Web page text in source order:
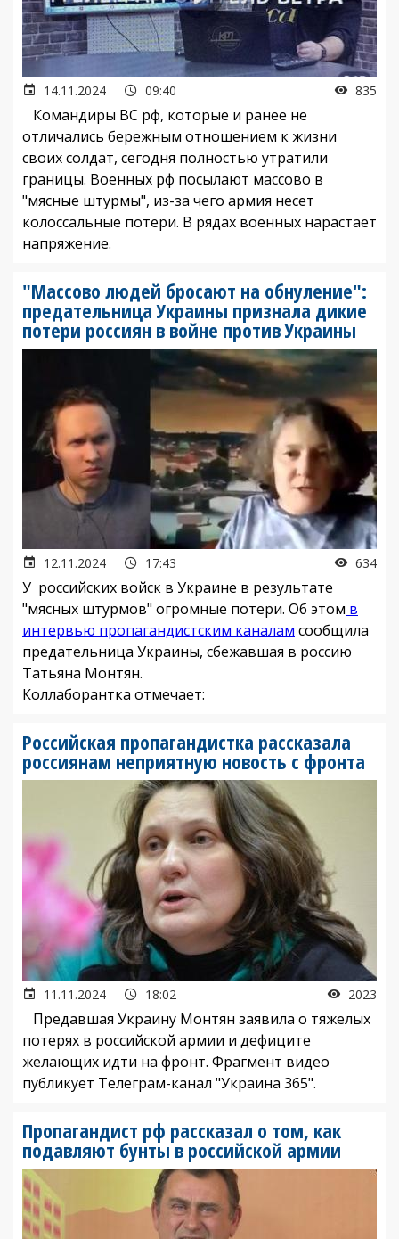
14.11.2024 09:40 835
Командиры ВС рф, которые и ранее не
отличались бережным отношением к жизни
своих солдат, сегодня полностью утратили
границы. Военных рф посылают массово в
"мясные штурмы", из-за чего армия несет
колоссальные потери. В рядах военных нарастает
напряжение.
"Массово людей бросают на обнуление":
предательница Украины признала дикие
потери россиян в войне против Украины
12.11.2024 17:43 634
У российских войск в Украине в результате
"мясных штурмов" огромные потери. Об этом в
интервью пропагандистским каналам сообщила
предательница Украины, сбежавшая в россию
Татьяна Монтян.
Коллаборантка отмечает:
Российская пропагандистка рассказала
россиянам неприятную новость с фронта
11.11.2024 18:02 2023
Предавшая Украину Монтян заявила о тяжелых
потерях в российской армии и дефиците
желающих идти на фронт. Фрагмент видео
публикует Телеграм-канал "Украина 365".
Пропагандист рф рассказал о том, как
подавляют бунты в российской армии